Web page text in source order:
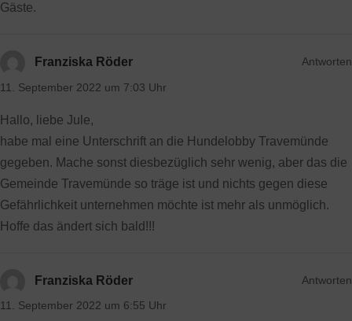
Gäste.
Franziska Röder
11. September 2022 um 7:03 Uhr
Hallo, liebe Jule,
habe mal eine Unterschrift an die Hundelobby Travemünde
gegeben. Mache sonst diesbezüglich sehr wenig, aber das die
Gemeinde Travemünde so träge ist und nichts gegen diese
Gefährlichkeit unternehmen möchte ist mehr als unmöglich.
Hoffe das ändert sich bald!!!
Antworten
Franziska Röder
11. September 2022 um 6:55 Uhr
Antworten